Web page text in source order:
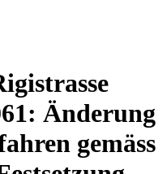
Änderung
gemäss